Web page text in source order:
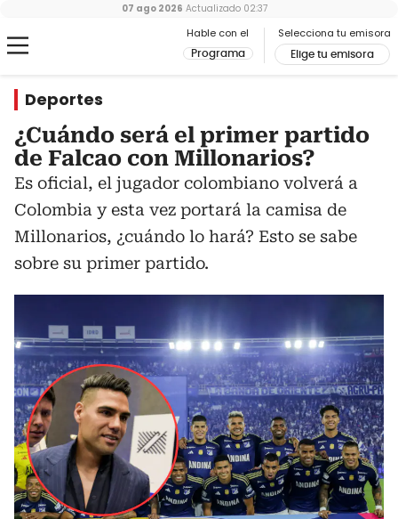
Hable con el
Programa
Selecciona tu emisora
Elige tu emisora
07 ago 2026 Actualizado 02:37
Deportes
¿Cuándo será el primer partido
de Falcao con Millonarios?
Es oficial, el jugador colombiano volverá a
Colombia y esta vez portará la camisa de
Millonarios, ¿cuándo lo hará? Esto se sabe
sobre su primer partido.